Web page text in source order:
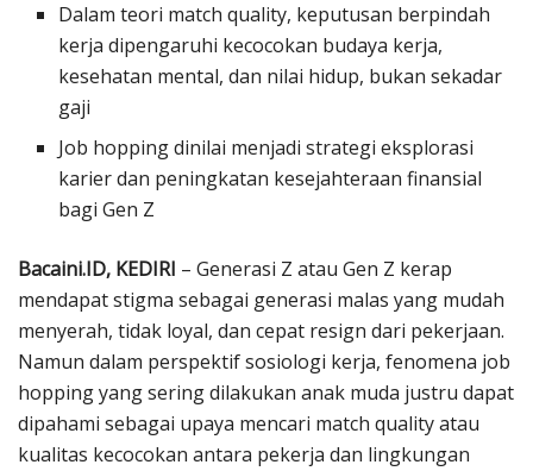
Dalam teori match quality, keputusan berpindah
kerja dipengaruhi kecocokan budaya kerja,
kesehatan mental, dan nilai hidup, bukan sekadar
gaji
Job hopping dinilai menjadi strategi eksplorasi
karier dan peningkatan kesejahteraan finansial
bagi Gen Z
Bacaini.ID, KEDIRI – Generasi Z atau Gen Z kerap
mendapat stigma sebagai generasi malas yang mudah
menyerah, tidak loyal, dan cepat resign dari pekerjaan.
Namun dalam perspektif sosiologi kerja, fenomena job
hopping yang sering dilakukan anak muda justru dapat
dipahami sebagai upaya mencari match quality atau
kualitas kecocokan antara pekerja dan lingkungan